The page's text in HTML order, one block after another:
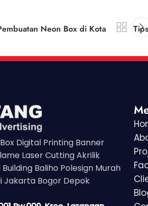
Neon Box di Kota
Digital Printing Banner
Laser Cutting Akrilik
Baliho Polesign Murah
Jakarta Bogor Depok